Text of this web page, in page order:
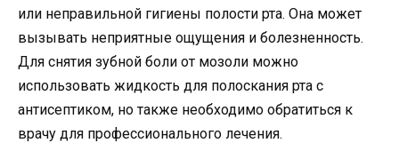
или неправильной гигиены полости рта. Она может
вызывать неприятные ощущения и болезненность.
Для снятия зубной боли от мозоли можно
использовать жидкость для полоскания рта с
антисептиком, но также необходимо обратиться к
врачу для профессионального лечения.